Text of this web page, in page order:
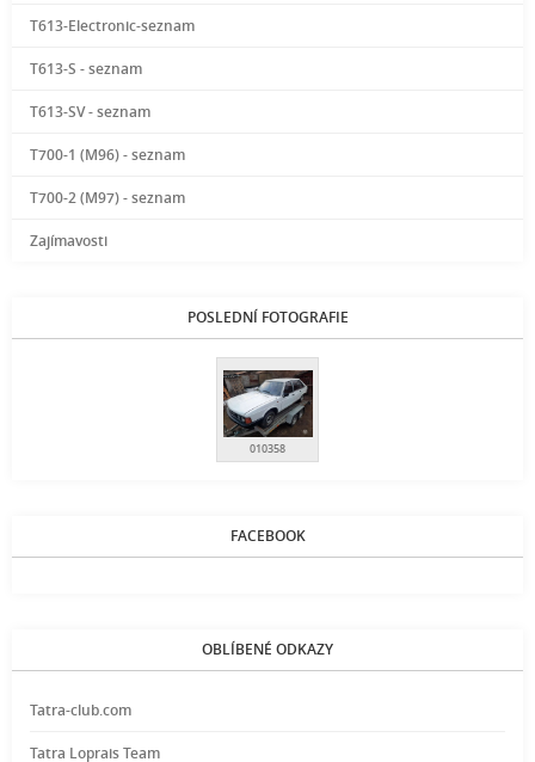
T613-Electronic-seznam
T613-S - seznam
T613-SV - seznam
T700-1 (M96) - seznam
T700-2 (M97) - seznam
Zajímavosti
POSLEDNÍ FOTOGRAFIE
010358
FACEBOOK
OBLÍBENÉ ODKAZY
Tatra-club.com
Tatra Loprais Team